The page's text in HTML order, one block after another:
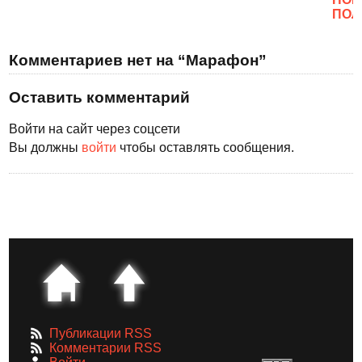
Комментариев нет на “Марафон”
Оставить комментарий
Войти на сайт через соцсети
Вы должны войти чтобы оставлять сообщения.
Публикации RSS
Комментарии RSS